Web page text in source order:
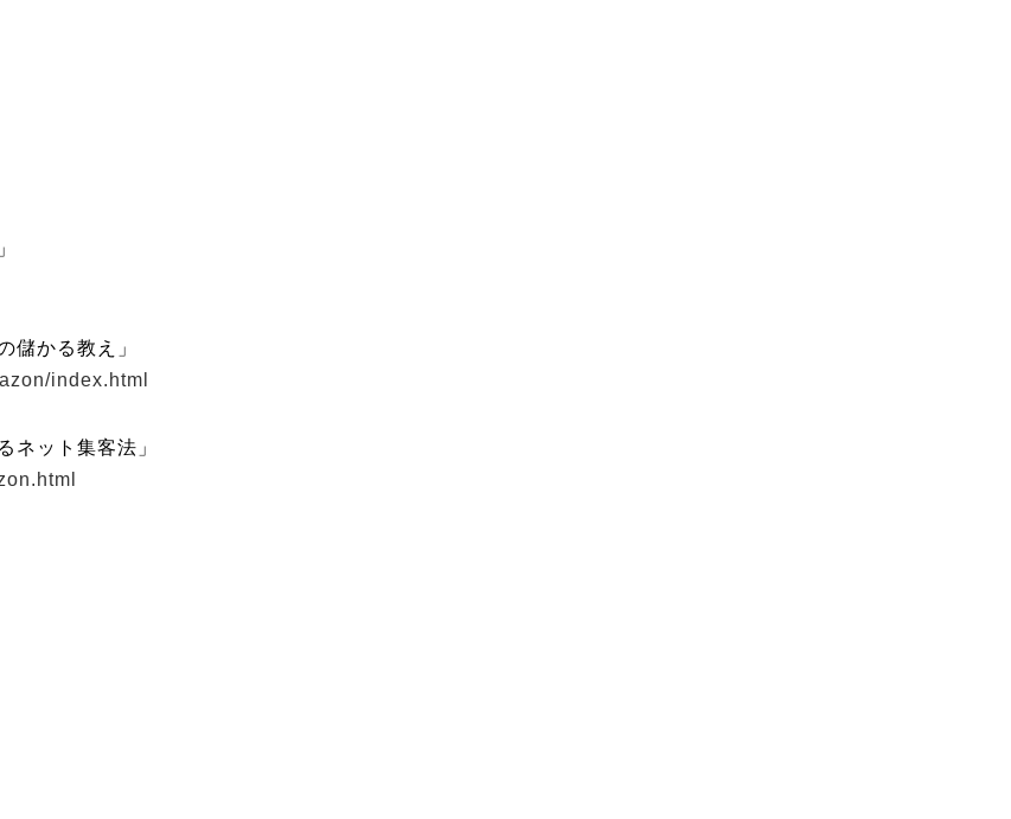
儲かる教え」
index.html
ネット集客法」